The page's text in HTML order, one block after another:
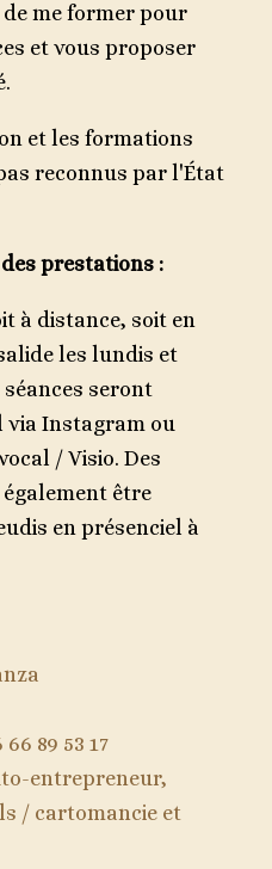
me former pour
et vous proposer
et les formations
reconnus par l'État
prestations :
à distance, soit en
les lundis et
seront
via Instagram ou
/ Visio. Des
être
en présenciel à
89 53 17
entrepreneur,
/ cartomancie et